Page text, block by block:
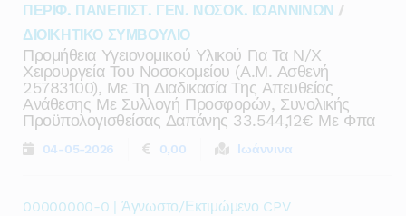
ΠΕΡΙΦ. ΠΑΝΕΠΙΣΤ. ΓΕΝ. ΝΟΣΟΚ. ΙΩΑΝΝΙΝΩΝ /
ΔΙΟΙΚΗΤΙΚΟ ΣΥΜΒΟΥΛΙΟ
Προμήθεια Υγειονομικού Υλικού Για Τα Ν/χ
Χειρουργεία Του Νοσοκομείου (α.μ. Ασθενή
25783100), Με Τη Διαδικασία Της Απευθείας
Ανάθεσης Με Συλλογή Προσφορών, Συνολικής
Προϋπολογισθείσας Δαπάνης 33.544,12€ Με Φπα
04-05-2026 0,00 Ιωάννινα
00000000-0 | Άγνωστο/Εκτιμώμενο CPV